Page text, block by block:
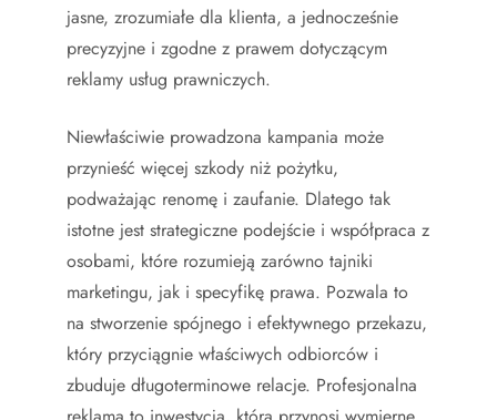
jasne, zrozumiałe dla klienta, a jednocześnie
precyzyjne i zgodne z prawem dotyczącym
reklamy usług prawniczych.
Niewłaściwie prowadzona kampania może
przynieść więcej szkody niż pożytku,
podważając renomę i zaufanie. Dlatego tak
istotne jest strategiczne podejście i współpraca z
osobami, które rozumieją zarówno tajniki
marketingu, jak i specyfikę prawa. Pozwala to
na stworzenie spójnego i efektywnego przekazu,
który przyciągnie właściwych odbiorców i
zbuduje długoterminowe relacje. Profesjonalna